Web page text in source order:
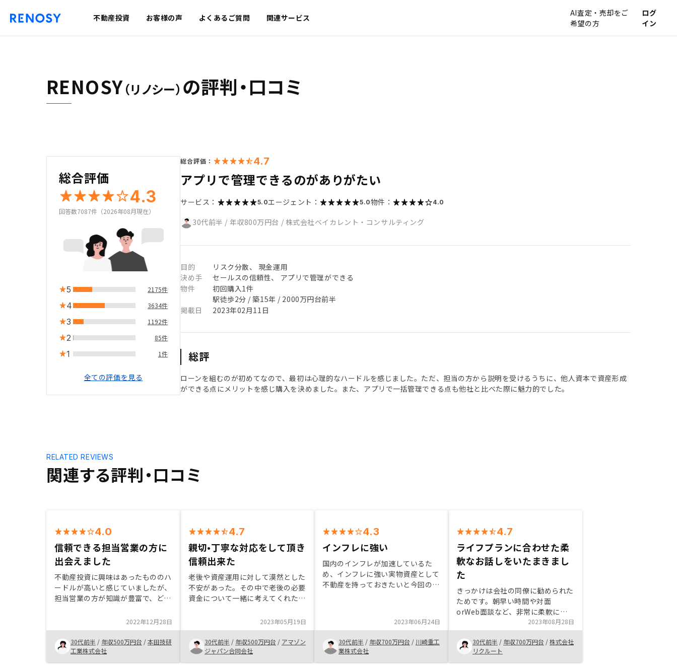
不動産投資 お客様の声 よくあるご質問 関連サービス
AI査定・売却をご
希望の方
ログ
イン
RENOSY（リノシー） の評判・口コミ
総合評価
4.3
回答数7087件（2026年08月現在）
5 2175件
4 3634件
3 1192件
2 85件
1 1件
全ての評価を見る
総合評価： 4.7
アプリで管理できるのがありがたい
サービス： 5.0エージェント： 5.0物件： 4.0
30代前半 / 年収800万円台 / 株式会社ベイカレント・コンサルティング
目的
リスク分散、 現金運用
決め手
セールスの信頼性、 アプリで管理ができる
物件
初回購入1件
駅徒歩2分 / 築15年 / 2000万円台前半
掲載日
2023年02月11日
総評
ローンを組むのが初めてなので、最初は心理的なハードルを感じました。ただ、担当の方から説明を受けるうちに、他人資本で資産形成
ができる点にメリットを感じ購入を決めました。また、アプリで一括管理できる点も他社と比べた際に魅力的でした。
関連する評判・口コミ
RELATED REVIEWS
4.0
信頼できる担当営業の方に
出会えました
不動産投資に興味はあったもののハ
ードルが高いと感じていましたが、
担当営業の方が知識が豊富で、どん
で安心してお願いすることができま
した。特に顧客のことを考えて提案
して下さること、無理な金額設定や
物件の紹介はなく、こちらの要望や
状況を汲み取った上で提案して頂け
2022年12月28日
30代前半 / 年収500万円台 /本田技研
工業株式会社
4.7
親切•丁寧な対応をして頂き
信頼出来た
老後や資産運用に対して漠然とした
不安があった。その中で老後の必要
資金について一緒に考えてくれた
産投資に対する不安感も無くなっ
た。最終的には物件の良さと担当者
の誠意で購入を決断する事が出来
た。
2023年05月19日
30代前半 / 年収500万円台 / アマゾン
ジャパン合同会社
4.3
インフレに強い
国内のインフレが加速しているた
め、インフレに強い実物資産として
不動産を持っておきたいと今回の契
能性が高いと判断しました。
RENOSYで紹介いただける物件は資
産価値が安定している物件が多く、
2023年06月24日
30代前半 / 年収700万円台 / 川崎重工
業株式会社
4.7
ライフプランに合わせた柔
軟なお話しをいたまきまし
た
きっかけは会社の同僚に勧められた
ためです。朝早い時間や対面
orWeb面談など、非常に柔軟にご
対応いただき、スムーズにお話しを
すすめることができた点が良かった
です。 物件についても、データを
元にした運用をされており信頼する
ことができました。
2023年08月28日
30代前半 / 年収700万円台 /株式会社
リクルート